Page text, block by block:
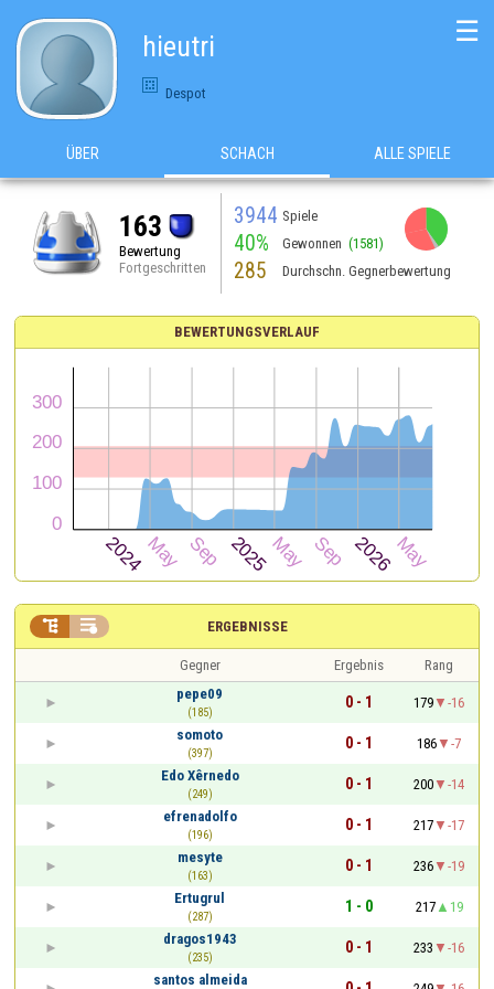
hieutri
Despot
☰
ÜBER SCHACH ALLE SPIELE
163
Bewertung
Fortgeschritten
3944 Spiele
40% Gewonnen (1581)
285 Durchschn. Gegnerbewertung
BEWERTUNGSVERLAUF
ERGEBNISSE
 
Gegner Ergebnis
Rang
pepe09
(185)
0 - 1 179
-16
somoto
(397)
0 - 1 186
-7
Edo Xêrnedo
(249)
0 - 1 200
-14
efrenadolfo
(196)
0 - 1 217
-17
mesyte
(163)
0 - 1 236
-19
Ertugrul
(287)
1 - 0 217
19
dragos1943
(235)
0 - 1 233
-16
santos almeida